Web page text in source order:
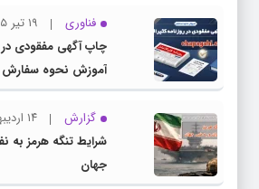
فناوری
۱۹ تیر ۱۴۰۵
چاپ آگهی مفقودی در
آموزش نحوه سفارش
دات کام
گزارش
۱۴ اردیبهشت ۱۴۰۵
شرایط تنگه هرمز به
جهان